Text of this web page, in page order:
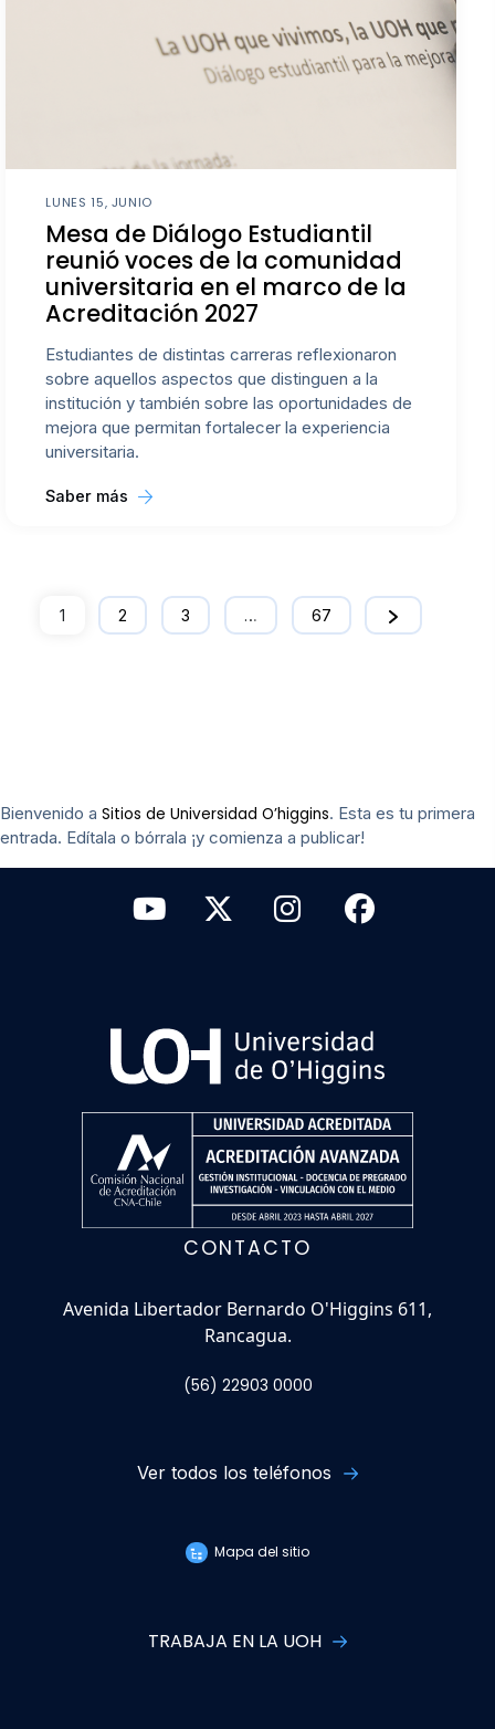
LUNES 15, JUNIO
Mesa de Diálogo Estudiantil
reunió voces de la comunidad
universitaria en el marco de la
Acreditación 2027
Estudiantes de distintas carreras reflexionaron
sobre aquellos aspectos que distinguen a la
institución y también sobre las oportunidades de
mejora que permitan fortalecer la experiencia
universitaria.
Saber más
1 2 3 … 67
Bienvenido a Sitios de Universidad O’higgins. Esta es tu primera
entrada. Edítala o bórrala ¡y comienza a publicar!
CONTACTO
Avenida Libertador Bernardo O'Higgins 611,
Rancagua.
(56) 22903 0000
Ver todos los teléfonos
Mapa del sitio
TRABAJA EN LA UOH